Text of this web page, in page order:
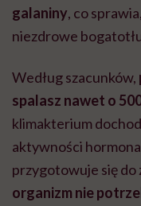
galaniny, co
niezdrowe
Według szacunków,
spalasz nawet o
klimakterium
aktywności
przygotowuje się do
organizm nie